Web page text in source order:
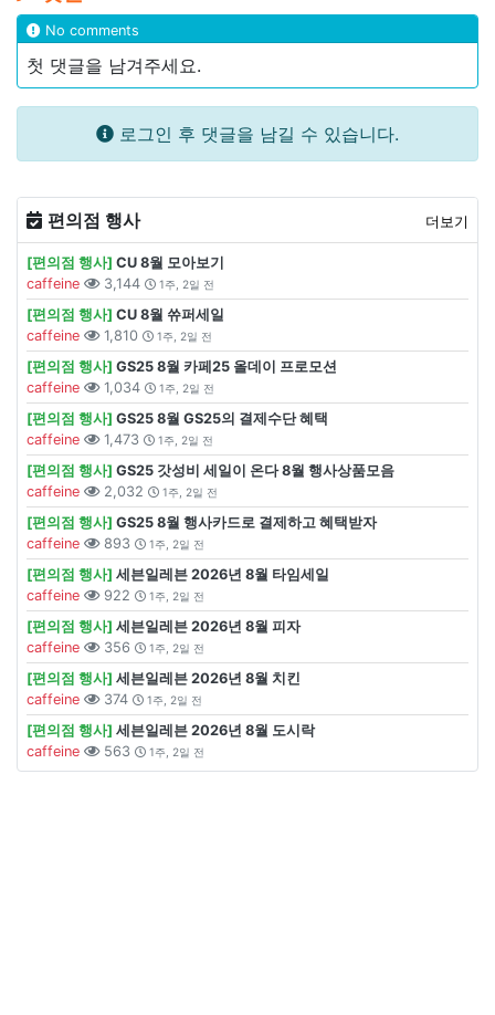
No comments
첫 댓글을 남겨주세요.
로그인 후 댓글을 남길 수 있습니다.
편의점 행사 더보기
[편의점 행사] CU 8월 모아보기
caffeine
3,144 1주, 2일 전
[편의점 행사] CU 8월 쓔퍼세일
caffeine
1,810 1주, 2일 전
[편의점 행사] GS25 8월 카페25 올데이 프로모션
caffeine
1,034 1주, 2일 전
[편의점 행사] GS25 8월 GS25의 결제수단 혜택
caffeine
1,473 1주, 2일 전
[편의점 행사] GS25 갓성비 세일이 온다 8월 행사상품모음
caffeine
2,032 1주, 2일 전
[편의점 행사] GS25 8월 행사카드로 결제하고 혜택받자
caffeine
893 1주, 2일 전
[편의점 행사] 세븐일레븐 2026년 8월 타임세일
caffeine
922 1주, 2일 전
[편의점 행사] 세븐일레븐 2026년 8월 피자
caffeine
356 1주, 2일 전
[편의점 행사] 세븐일레븐 2026년 8월 치킨
caffeine
374 1주, 2일 전
[편의점 행사] 세븐일레븐 2026년 8월 도시락
caffeine
563 1주, 2일 전